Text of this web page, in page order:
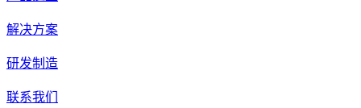
解决方案
研发制造
联系我们